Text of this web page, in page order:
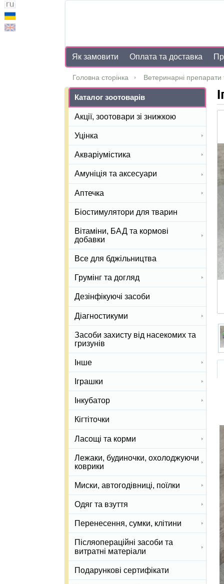
Як замовити Оплата та доставка
Головна сторінка Ветеринарні препарати
Каталог зоотоварів
Акції, зоотовари зі знижкою
Уцінка
Акваріумістика
Амуніція та аксесуари
Аптечка
Біостимулятори для тварин
Вітаміни, БАД та кормові
добавки
Все для бджільництва
Грумінг та догляд
Дезінфікуючі засоби
Діагностикуми
Засоби захисту від насекомих та
гризунів
Інше
Іграшки
Інкубатор
Кігтіточки
Ласощі та корми
Лежаки, будиночки, охолоджуючи
коврики
Миски, автогодівниці, поїлки
Одяг та взуття
Перенесення, сумки, клітини
Післяопераційні засоби та
витратні матеріали
Подарункові сертифікати